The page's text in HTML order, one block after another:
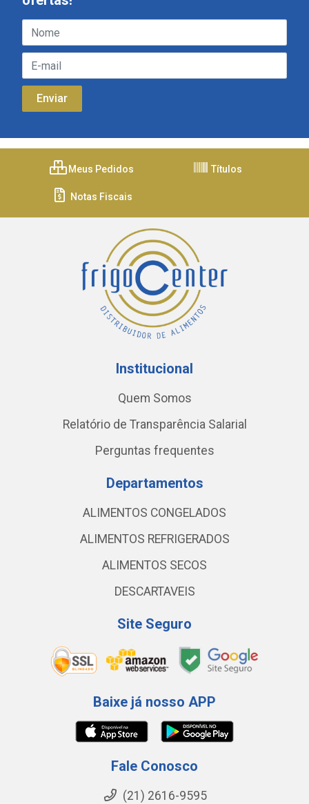
Meus Pedidos Títulos
Notas Fiscais
Institucional
Quem Somos
Relatório de Transparência Salarial
Perguntas frequentes
Departamentos
ALIMENTOS CONGELADOS
ALIMENTOS REFRIGERADOS
ALIMENTOS SECOS
DESCARTAVEIS
Site Seguro
Baixe já nosso APP
Fale Conosco
(21) 2616-9595